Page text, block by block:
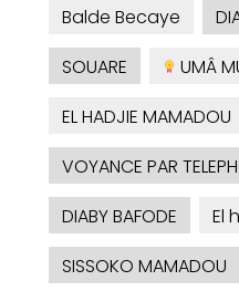
Balde Becaye
SOUARE
UMÂ
EL HADJIE MAMADOU
VOYANCE PAR
DIABY BAFODE
El
SISSOKO MAMADOU